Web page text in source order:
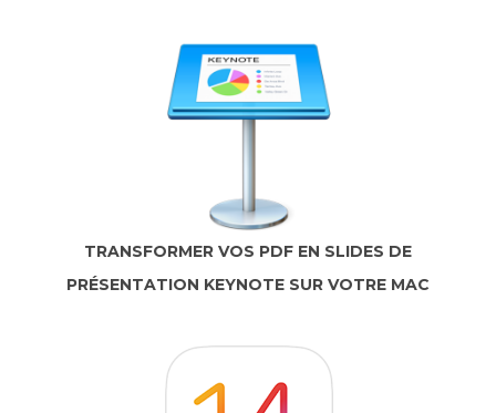
TRANSFORMER VOS PDF EN SLIDES DE
PRÉSENTATION KEYNOTE SUR VOTRE MAC